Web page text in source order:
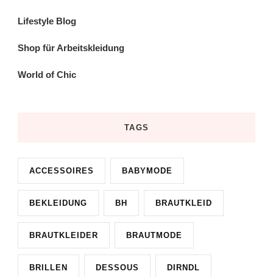
Lifestyle Blog
Shop für Arbeitskleidung
World of Chic
TAGS
ACCESSOIRES BABYMODE
BEKLEIDUNG BH BRAUTKLEID
BRAUTKLEIDER BRAUTMODE
BRILLEN DESSOUS DIRNDL